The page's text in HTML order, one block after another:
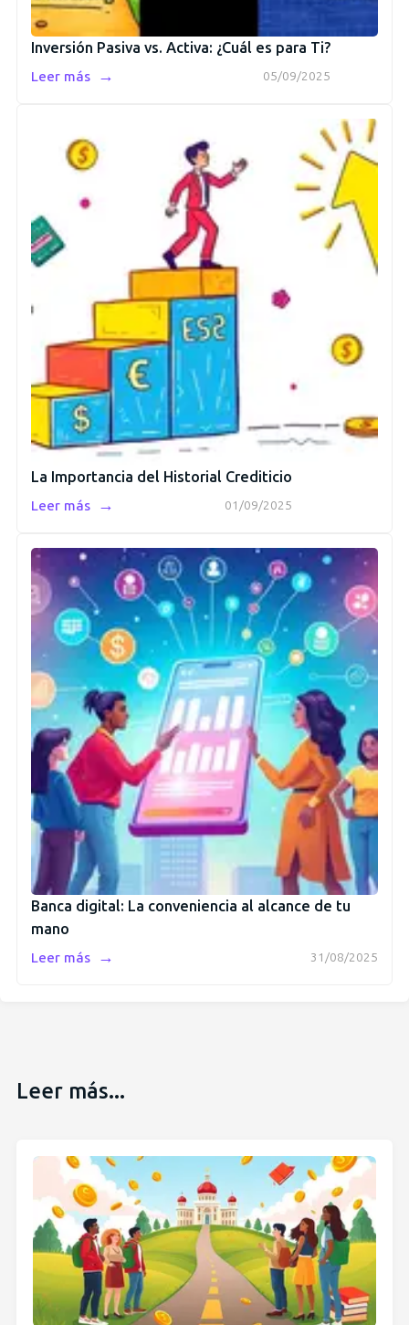
Inversión Pasiva vs. Activa: ¿Cuál es para Ti?
05/09/2025
Leer más →
La Importancia del Historial Crediticio
01/09/2025
Leer más →
Banca digital: La conveniencia al alcance de tu
mano
31/08/2025
Leer más →
Leer más...